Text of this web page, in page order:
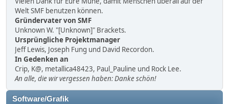
Welt SMF benutzen können.
Gründervater von SMF
Unknown W. "[Unknown]" Brackets.
Ursprüngliche Projektmanager
Jeff Lewis, Joseph Fung und David Recordon.
In Gedenken an
Crip, K@, metallica48423, Paul_Pauline und Rock Lee.
An alle, die wir vergessen haben: Danke schön!
Software/Grafik